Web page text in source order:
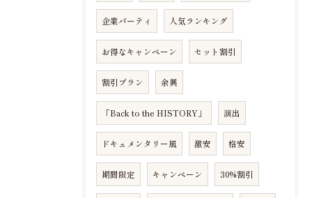
企業パーティ 人気ランキング
お得なキャンペーン セット割引
割引プラン 余興
「Back to the HISTORY」 演出
ドキュメンタリー風 激安 格安
期間限定 キャンペーン 30%割引